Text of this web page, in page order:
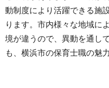
動制度により活躍できる施
ります。市内様々な地域に
境が違うので、異動を通し
も、横浜市の保育士職の魅